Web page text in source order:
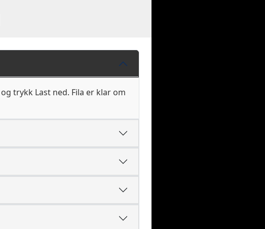
trykk Last ned. Fila er klar om